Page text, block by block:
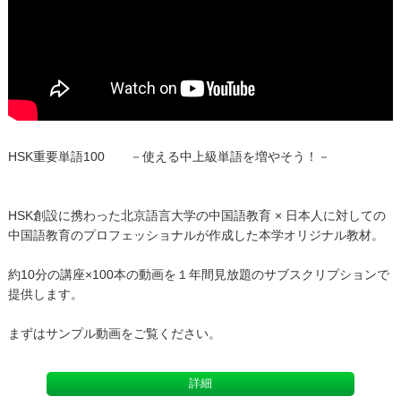
HSK重要単語100 －使える中上級単語を増やそう！－
HSK創設に携わった北京語言大学の中国語教育 × 日本人に対しての
中国語教育のプロフェッショナルが作成した本学オリジナル教材。
約10分の講座×100本の動画を１年間見放題のサブスクリプションで
提供します。
まずはサンプル動画をご覧ください。
詳細